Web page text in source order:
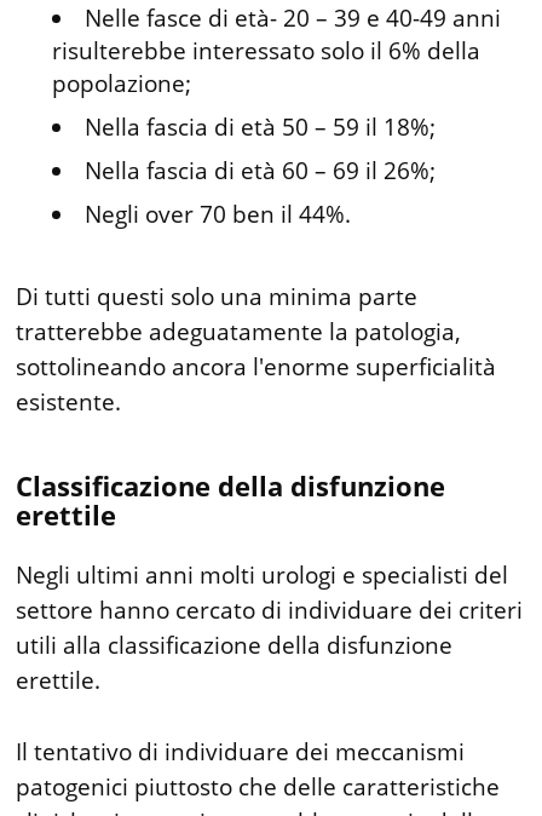
Nelle fasce di età- 20 – 39 e 40-49 anni
risulterebbe interessato solo il 6% della
popolazione;
Nella fascia di età 50 – 59 il 18%;
Nella fascia di età 60 – 69 il 26%;
Negli over 70 ben il 44%.
Di tutti questi solo una minima parte
tratterebbe adeguatamente la patologia,
sottolineando ancora l'enorme superficialità
esistente.
Classificazione della disfunzione
erettile
Negli ultimi anni molti urologi e specialisti del
settore hanno cercato di individuare dei criteri
utili alla classificazione della disfunzione
erettile.
Il tentativo di individuare dei meccanismi
patogenici piuttosto che delle caratteristiche